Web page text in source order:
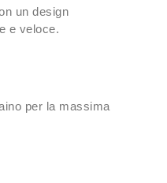
un design
e veloce.
per la massima